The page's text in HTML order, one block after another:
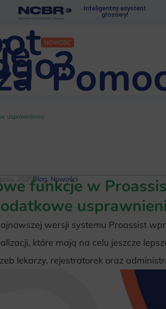
Inteligentny asystent
głosowy!
NOWOŚĆ
usprawnienia
2025Blog, Nowości
funkcje w
wersji systemu Proassist
które mają na celu jeszcze
lekarzy, rejestratorek oraz